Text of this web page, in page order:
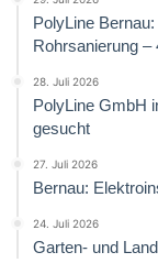
PolyLine
Rohrsanierung –
28. Juli 2026
PolyLine GmbH
gesucht
27. Juli 2026
Bernau:
24. Juli 2026
Garten- und